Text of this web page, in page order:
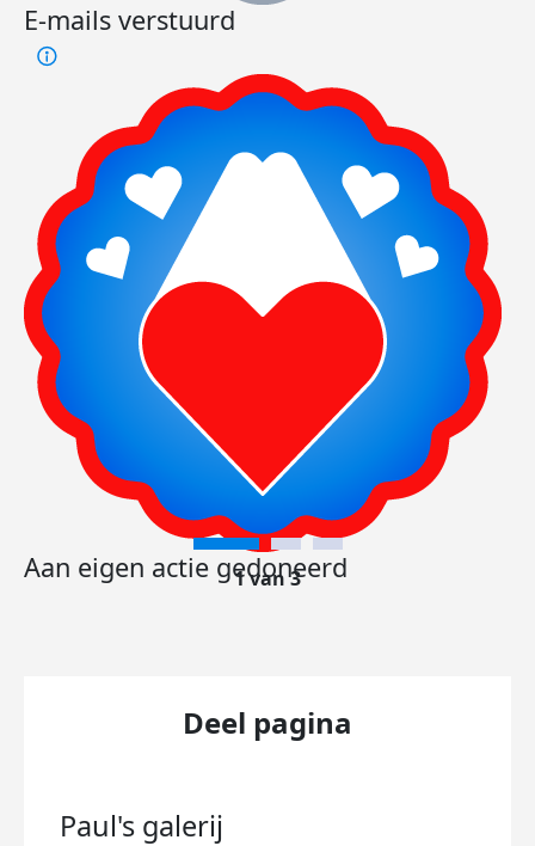
E-mails verstuurd
Aan eigen actie gedoneerd
1 van 3
Deel pagina
Paul's galerij